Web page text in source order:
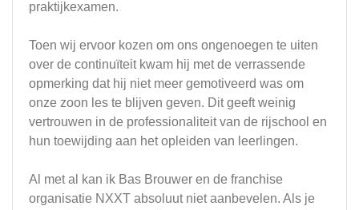
praktijkexamen.
Toen wij ervoor kozen om ons ongenoegen te uiten
over de continuïteit kwam hij met de verrassende
opmerking dat hij niet meer gemotiveerd was om
onze zoon les te blijven geven. Dit geeft weinig
vertrouwen in de professionaliteit van de rijschool en
hun toewijding aan het opleiden van leerlingen.
Al met al kan ik Bas Brouwer en de franchise
organisatie NXXT absoluut niet aanbevelen. Als je